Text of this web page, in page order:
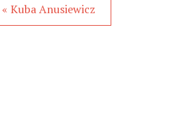
« Kuba Anusiewicz